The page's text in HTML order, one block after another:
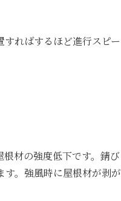
ればするほど進行スピー
材の強度低下です。錆び
。強風時に屋根材が剥が